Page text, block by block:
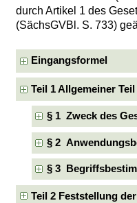
durch Artikel 1 des
(SächsGVBl. S. 733)
Eingangsformel
Teil 1 Allgemeiner Teil
§ 1 Zweck des
§ 2
§ 3
Teil 2 Feststellung